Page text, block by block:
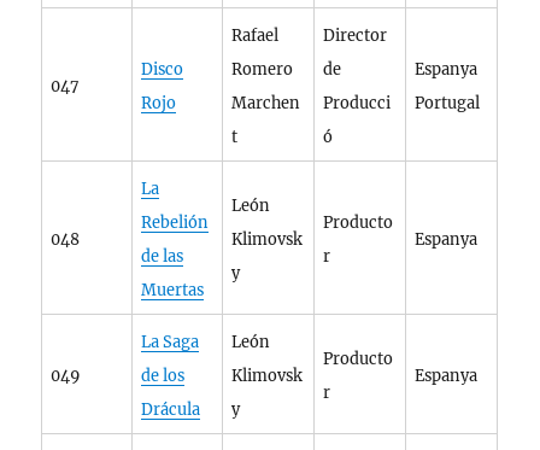
047
Disco
Rojo
Rafael
Romero
Marchen
t
Director
de
Producci
ó
Espanya
Portugal
048
La
Rebelión
de las
Muertas
León
Klimovsk
y
Producto
r
Espanya
049
La Saga
de los
Drácula
León
Klimovsk
y
Producto
r
Espanya